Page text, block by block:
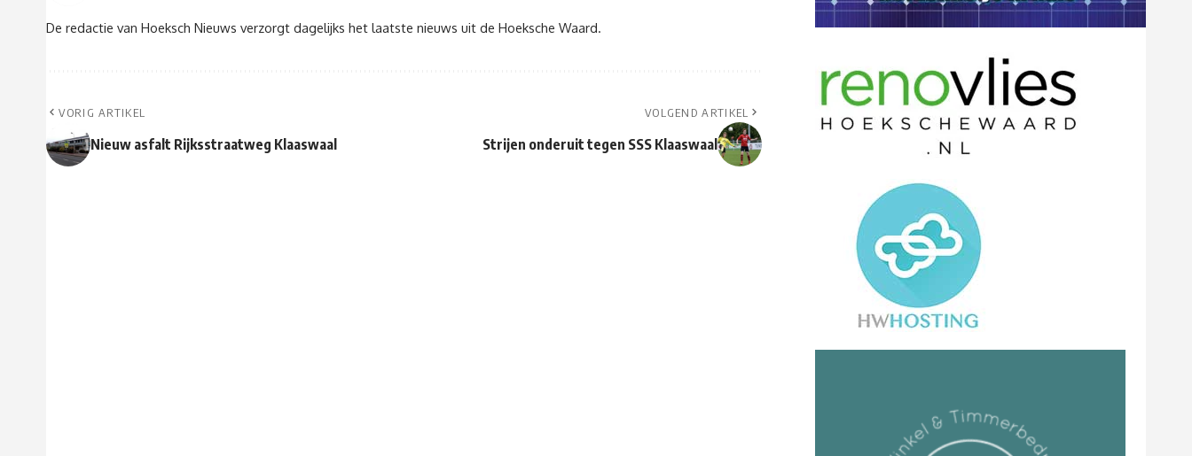
De redactie van Hoeksch Nieuws verzorgt dagelijks het laatste nieuws uit de Hoeksche Waard.
VORIG ARTIKEL
Nieuw asfalt Rijksstraatweg Klaaswaal
VOLGEND ARTIKEL
Strijen onderuit tegen SSS Klaaswaal